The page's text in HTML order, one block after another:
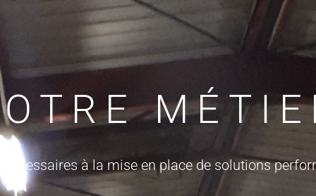
à la mise en place de solutions